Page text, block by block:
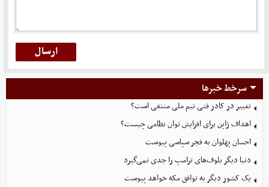
سرخط خبرها
تغییر در کادر فنی تیم ملی منتفی است؟
اهداف ژاپن برای افزایش توان نظامی چیست؟
احسان پهلوان به فجر سپاسی پیوست
دنیا دیگر بلوف‌های ترامپ را جدی نمی‌گیرد
یک کشور دیگر به توافق مکه خواهد پیوست